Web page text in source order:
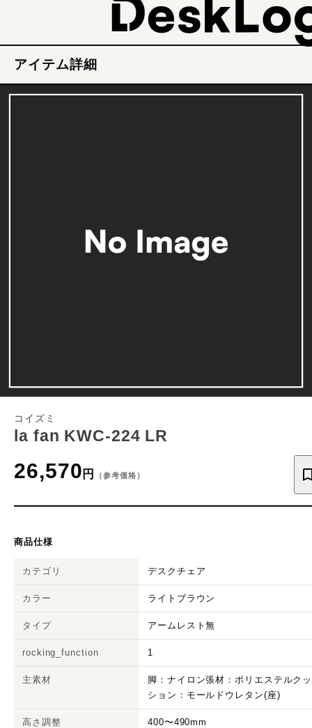
アイテム詳細
コイズミ
la fan KWC-224 LR
26,570 円 （参考価格）
商品仕様
カテゴリ デスクチェア
カラー ライトブラウン
タイプ アームレスト無
rocking_function 1
主素材
脚：ナイロン張材：ポリエステルクッ
ション：モールドウレタン(座)
高さ調整 400〜490mm